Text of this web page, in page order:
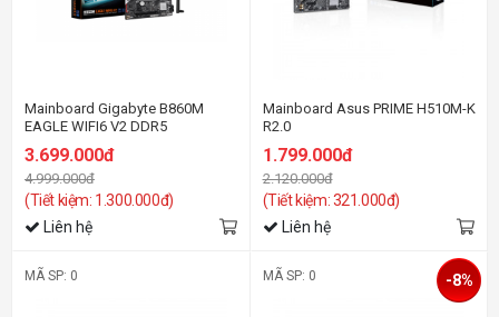
Mainboard Gigabyte B860M
EAGLE WIFI6 V2 DDR5
3.699.000đ
4.999.000đ
(Tiết kiệm: 1.300.000đ)
Liên hệ
Mainboard Asus PRIME H510M-K
R2.0
1.799.000đ
2.120.000đ
(Tiết kiệm: 321.000đ)
Liên hệ
MÃ SP: 0 MÃ SP: 0 -8%